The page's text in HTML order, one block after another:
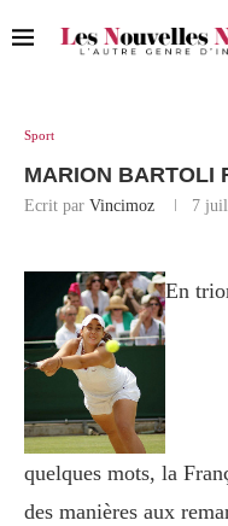
Sport
MARION BARTOLI
Ecrit par Vincimoz 7
En
quelques mots, la
des manières aux